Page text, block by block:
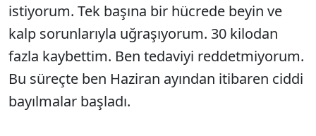
istiyorum. Tek başına bir hücrede beyin ve
kalp sorunlarıyla uğraşıyorum. 30 kilodan
fazla kaybettim. Ben tedaviyi reddetmiyorum.
Bu süreçte ben Haziran ayından itibaren ciddi
bayılmalar başladı.